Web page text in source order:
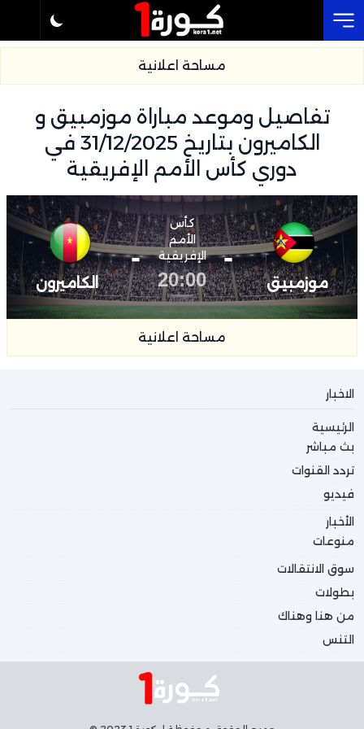
مساحة اعلانية
تفاصيل وموعد مباراة موزمبيق و
الكاميرون بتاريخ 31/12/2025 في
دوري كأس الأمم الإفريقية
موزمبيق
-
كأس
الأمم
الإفريقية
20:00
-
الكاميرون
مساحة اعلانية
الاخبار
الرئيسية
بث مباشر
تردد القنوات
فيديو
الأخبار
منوعات
سوق الانتقالات
بطولات
من هنا وهناك
التنس